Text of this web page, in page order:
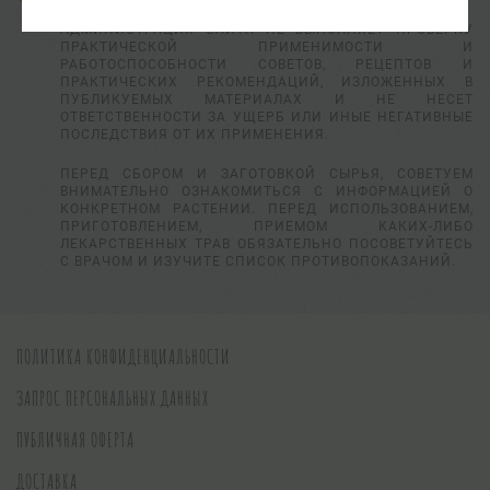
АДМИНИСТРАЦИЯ САЙТА НЕ ВЫПОЛНЯЕТ ПРОВЕРКУ
ПРАКТИЧЕСКОЙ ПРИМЕНИМОСТИ И
РАБОТОСПОСОБНОСТИ СОВЕТОВ, РЕЦЕПТОВ И
ПРАКТИЧЕСКИХ РЕКОМЕНДАЦИЙ, ИЗЛОЖЕННЫХ В
ПУБЛИКУЕМЫХ МАТЕРИАЛАХ И НЕ НЕСЕТ
ОТВЕТСТВЕННОСТИ ЗА УЩЕРБ ИЛИ ИНЫЕ НЕГАТИВНЫЕ
ПОСЛЕДСТВИЯ ОТ ИХ ПРИМЕНЕНИЯ.
ПЕРЕД СБОРОМ И ЗАГОТОВКОЙ СЫРЬЯ, СОВЕТУЕМ
ВНИМАТЕЛЬНО ОЗНАКОМИТЬСЯ С ИНФОРМАЦИЕЙ О
КОНКРЕТНОМ РАСТЕНИИ. ПЕРЕД ИСПОЛЬЗОВАНИЕМ,
ПРИГОТОВЛЕНИЕМ, ПРИЕМОМ КАКИХ-ЛИБО
ЛЕКАРСТВЕННЫХ ТРАВ ОБЯЗАТЕЛЬНО ПОСОВЕТУЙТЕСЬ
С ВРАЧОМ И ИЗУЧИТЕ СПИСОК ПРОТИВОПОКАЗАНИЙ.
ПОЛИТИКА КОНФИДЕНЦИАЛЬНОСТИ
ЗАПРОС ПЕРСОНАЛЬНЫХ ДАННЫХ
ПУБЛИЧНАЯ ОФЕРТА
ДОСТАВКА